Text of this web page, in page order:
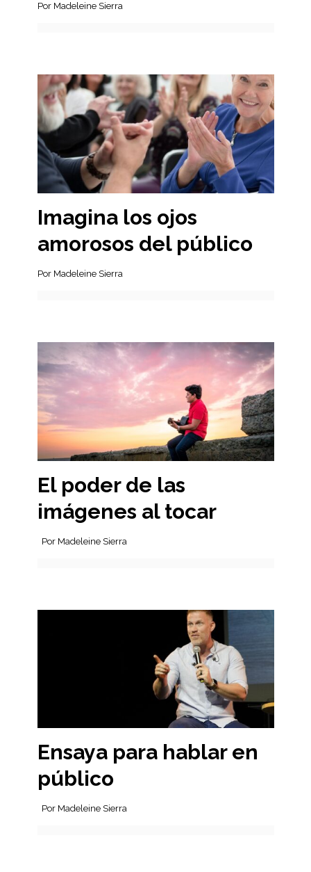
Por Madeleine Sierra
Imagina los ojos
amorosos del público
Por Madeleine Sierra
El poder de las
imágenes al tocar
Por Madeleine Sierra
Ensaya para hablar en
público
Por Madeleine Sierra